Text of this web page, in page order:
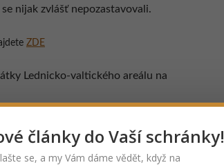
nijak zvlášť nepozastavovali.
ZDE
Lednicko-valtického areálu na
, foto: Robert Janík).
články do Vaší schránky!
se, a my Vám dáme vědět, když na